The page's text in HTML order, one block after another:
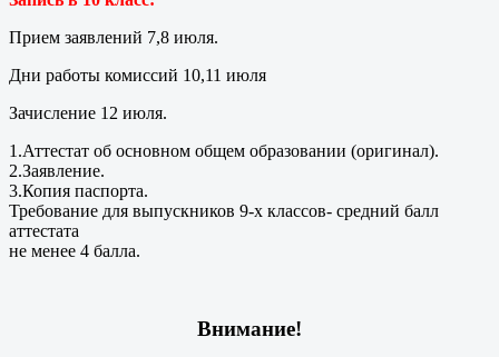
Прием заявлений 7,8 июля.
Дни работы комиссий 10,11 июля
Зачисление 12 июля.
1.Аттестат об основном общем образовании (оригинал).
2.Заявление.
3.Копия паспорта.
Требование для выпускников 9-х классов- средний балл
аттестата
не менее 4 балла.
Внимание!